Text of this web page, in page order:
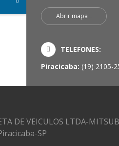
Abrir mapa
TELEFONES:
Piracicaba: (19) 2105-
DE VEICULOS LTDA-
SP